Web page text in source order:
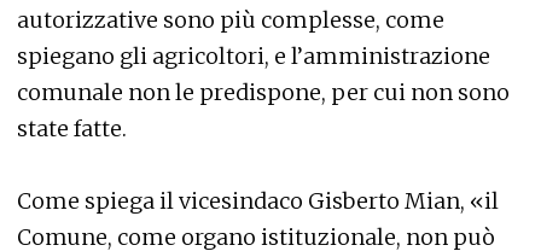
autorizzative sono più complesse, come
spiegano gli agricoltori, e l’amministrazione
comunale non le predispone, per cui non sono
state fatte.
Come spiega il vicesindaco Gisberto Mian, «il
Comune, come organo istituzionale, non può